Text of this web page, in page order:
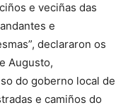
e veciñas das
e
declararon os
Augusto,
do goberno local de
e camiños do